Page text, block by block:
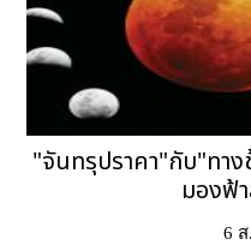
"จันทรุปราคา"กับ"ทา
มองฟ้
6